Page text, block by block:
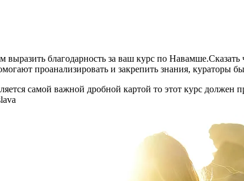
выразить благодарность за ваш курс по Навамше.Сказать
проанализировать и закрепить знания, кураторы
самой важной дробной картой то этот курс